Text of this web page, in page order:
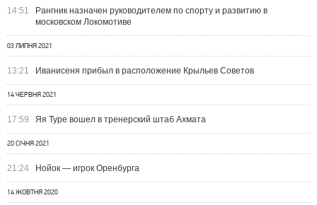
14:51
Рангник назначен руководителем по спорту и развитию в
московском Локомотиве
03 ЛИПНЯ 2021
13:21 Иванисеня прибыл в расположение Крыльев Советов
14 ЧЕРВНЯ 2021
17:59 Яя Туре вошел в тренерский штаб Ахмата
20 СІЧНЯ 2021
21:24 Нойок — игрок Оренбурга
14 ЖОВТНЯ 2020